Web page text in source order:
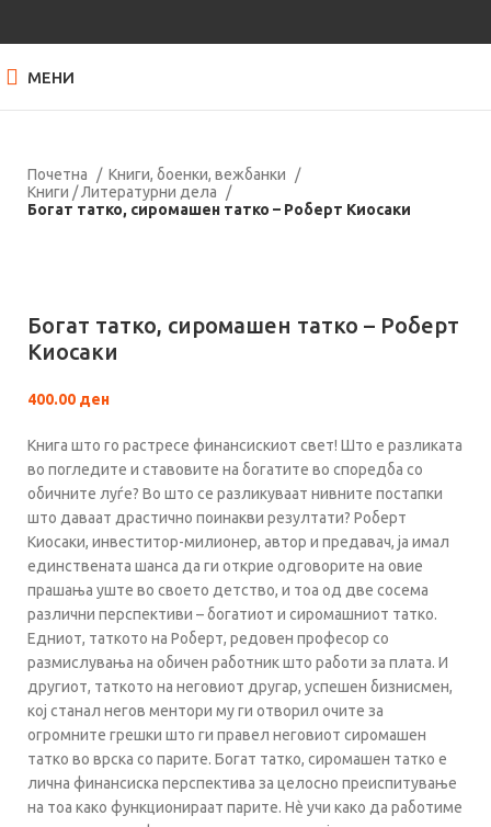
МЕНИ
Почетна
Книги, боенки, вежбанки
Книги / Литературни дела
Богат татко, сиромашен татко – Роберт Киосаки
Богат татко, сиромашен татко – Роберт
Киосаки
400.00 ден
Книга што го растресе финансискиот свет! Што е разликата
во погледите и ставовите на богатите во споредба со
обичните луѓе? Во што се разликуваат нивните постапки
што даваат драстично поинакви резултати? Роберт
Киосаки, инвеститор-милионер, автор и предавач, ја имал
единствената шанса да ги открие одговорите на овие
прашања уште во своето детство, и тоа од две сосема
различни перспективи – богатиот и сиромашниот татко.
Едниот, таткото на Роберт, редовен професор со
размислувања на обичен работник што работи за плата. И
другиот, таткото на неговиот другар, успешен бизнисмен,
кој станал негов ментори му ги отворил очите за
огромните грешки што ги правел неговиот сиромашен
татко во врска со парите. Богат татко, сиромашен татко е
лична финансиска перспектива за целосно преиспитување
на тоа како функционираат парите. Нè учи како да работиме